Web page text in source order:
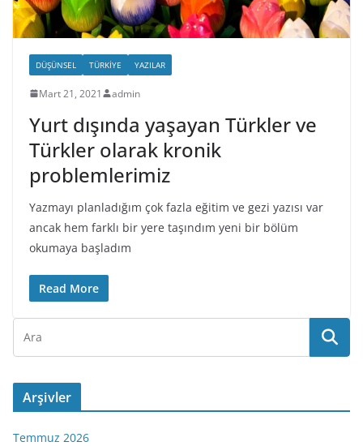
DÜŞÜNSEL TÜRKIYE YAZILAR
Mart 21, 2021 admin
Yurt dışında yaşayan Türkler ve
Türkler olarak kronik
problemlerimiz
Yazmayı planladığım çok fazla eğitim ve gezi yazısı var
ancak hem farklı bir yere taşındım yeni bir bölüm
okumaya başladım
Read More
Arşivler
Temmuz 2026